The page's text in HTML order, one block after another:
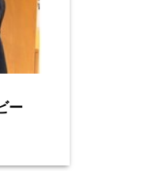
ー